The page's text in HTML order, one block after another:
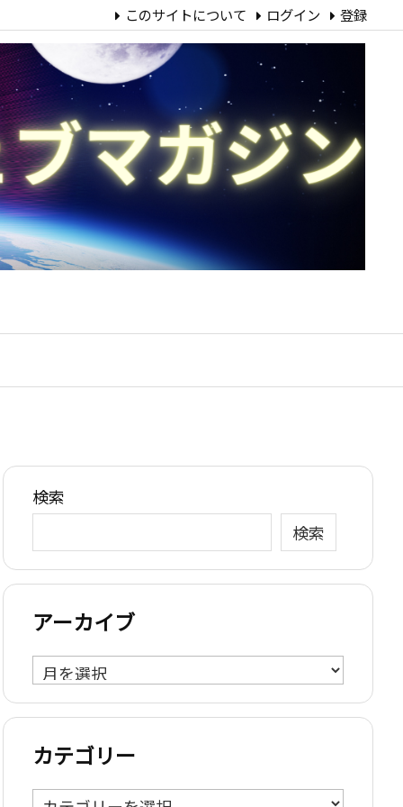
このサイトについて ログイン 登録
検索
検索
アーカイブ
ア
ー
カ
ブ
カテゴリー
カ